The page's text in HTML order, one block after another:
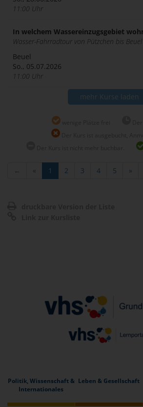
11:00 Uhr
In welchem Wassereinzugsgebiet
Wasser-Fahrradtour von Pützchen bis Beuel
Beuel
So., 05.07.2026
11:00 Uhr
mehr Kurse laden
← « 1 2 3 4 5 »
Politik, Wissenschaft &
Internationales
Leben & Gesellschaft